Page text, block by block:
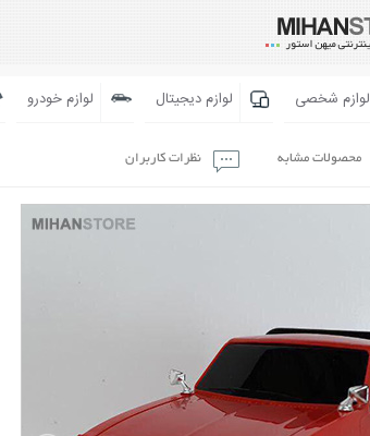
لوازم شخصی لوازم دیجیتال لوازم خودرو
محصولات مشابه نظرات کاربران